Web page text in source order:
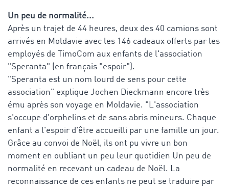
Un peu de normalité...
Après un trajet de 44 heures, deux des 40 camions sont
arrivés en Moldavie avec les 146 cadeaux offerts par les
employés de TimoCom aux enfants de l'association
"Speranta" (en français "espoir").
"Speranta est un nom lourd de sens pour cette
association" explique Jochen Dieckmann encore très
ému après son voyage en Moldavie. "L'association
s'occupe d'orphelins et de sans abris mineurs. Chaque
enfant a l'espoir d'être accueilli par une famille un jour.
Grâce au convoi de Noël, ils ont pu vivre un bon
moment en oubliant un peu leur quotidien Un peu de
normalité en recevant un cadeau de Noël. La
reconnaissance de ces enfants ne peut se traduire par